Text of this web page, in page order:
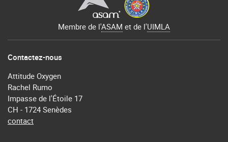
Membre de l'ASAM et de l'UIMLA
Contactez-nous
Attitude Oxygen
Rachel Rumo
Impasse de l'Étoile 17
CH - 1724 Senèdes
contact